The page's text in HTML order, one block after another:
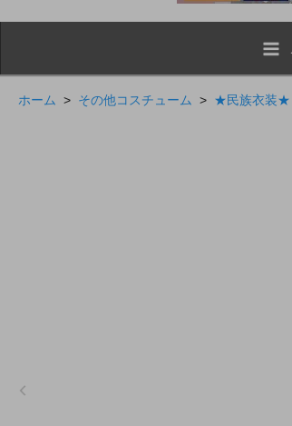
ホーム > その他コスチューム > ★民族衣装★